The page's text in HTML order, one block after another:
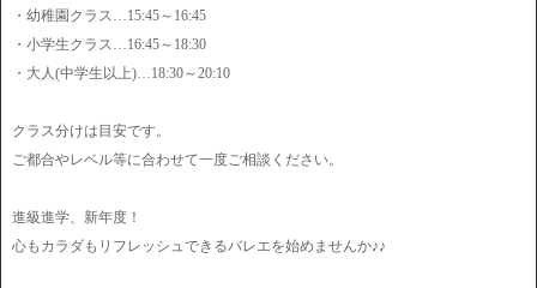
・幼稚園クラス…15:45～16:45
・小学生クラス…16:45～18:30
・大人(中学生以上)…18:30～20:10
クラス分けは目安です。
ご都合やレベル等に合わせて一度ご相談ください。
進級進学、新年度！
心もカラダもリフレッシュできるバレエを始めませんか♪♪